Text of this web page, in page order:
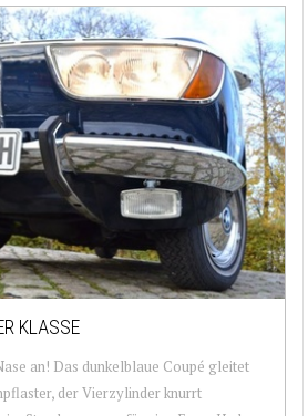
KLASSE
an! Das dunkelblaue Coupé gleitet
der Vierzylinder knurrt